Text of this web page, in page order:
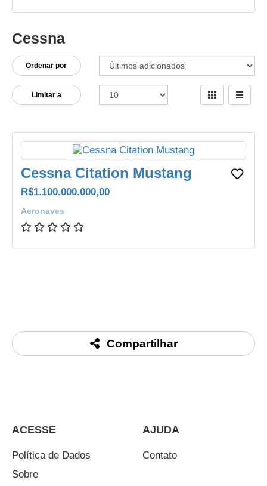
Cessna
Ordenar por
Limitar a
Cessna Citation Mustang
R$1.100.000.000,00
Aeronaves
Compartilhar
ACESSE
Política de Dados
Sobre
AJUDA
Contato